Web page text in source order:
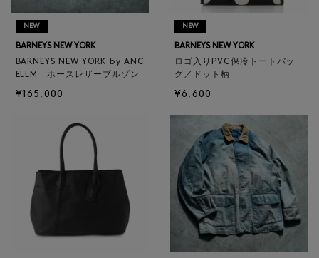
NEW
BARNEYS NEW YORK
BARNEYS NEW YORK by ANC
ELLM ホースレザーブルゾン
¥165,000
NEW
BARNEYS NEW YORK
ロゴ入りPVC保冷トートバッ
グ／ドット柄
¥6,600